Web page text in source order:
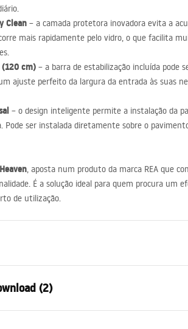
Clean – a camada protetora inovadora evita a
mais rapidamente pelo vidro, o que facilita
cm) – a barra de estabilização incluída pode
ajuste perfeito da largura da entrada às suas
– o design inteligente permite a instalação da
Pode ser instalada diretamente sobre o
, aposta num produto da marca REA que
É a solução ideal para quem procura um
de utilização.
Entrada
(2)